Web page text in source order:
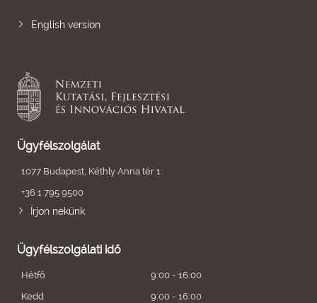
English version
Ügyfélszolgálat
1077 Budapest, Kéthly Anna tér 1.
+36 1 795 9500
Írjon nekünk
Ügyfélszolgálati idő
Hétfő
9:00 - 16:00
Kedd
9:00 - 16:00